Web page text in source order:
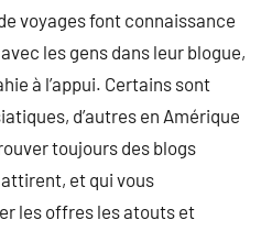
voyages font connaissance
les gens dans leur blogue,
à l’appui. Certains sont
d’autres en Amérique
toujours des blogs
et qui vous
les offres les atouts et